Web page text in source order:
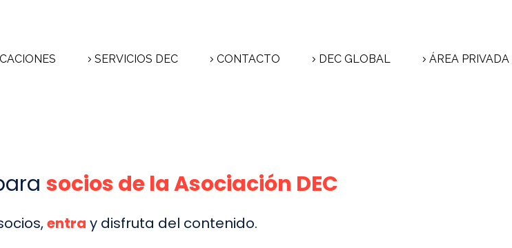
SERVICIOS DEC CONTACTO DEC GLOBAL ÁREA PRIVADA
socios de la Asociación DEC
entra y disfruta del contenido.